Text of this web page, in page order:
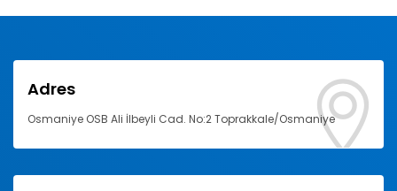
Adres
Osmaniye OSB Ali İlbeyli Cad. No:2 Toprakkale/Osmaniye